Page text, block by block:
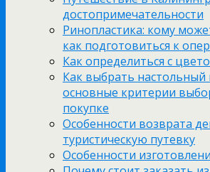
достопримечательности
Ринопластика: кому
как подготовиться к
Как определиться с
Как выбрать настольный
основные критерии
покупке
Особенности возврата
туристическую путевку
Особенности